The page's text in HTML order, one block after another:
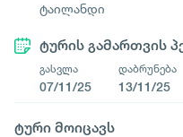
ტაილანდი
ტურის გამართვის
გასვლა
07/11/25
დაბრუნება
13/11/25
ტური მოიცავს